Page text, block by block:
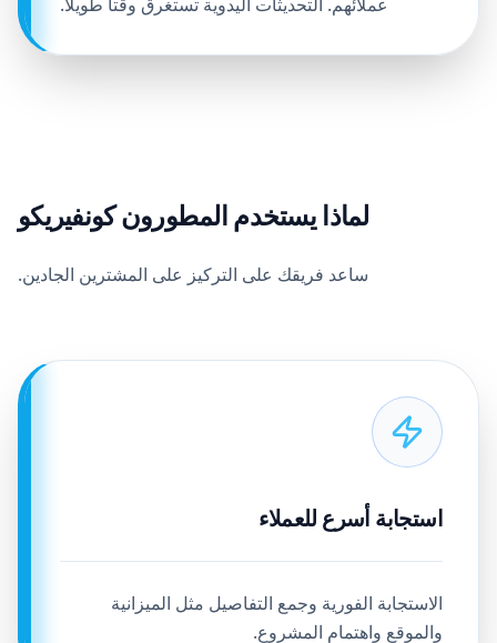
لماذا يستخدم المطورون كونفيريكو
ساعد فريقك على التركيز على المشترين الجادين.
استجابة أسرع للعملاء
الاستجابة الفورية وجمع التفاصيل مثل الميزانية
والموقع واهتمام المشروع.